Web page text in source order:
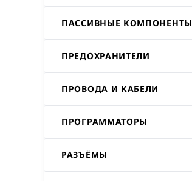
ПАССИВНЫЕ КОМПОНЕНТЫ
ПРЕДОХРАНИТЕЛИ
ПРОВОДА И КАБЕЛИ
ПРОГРАММАТОРЫ
РАЗЪЁМЫ